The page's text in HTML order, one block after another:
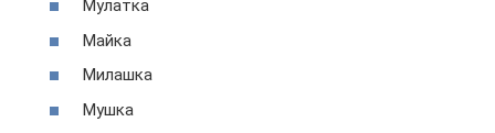
Мулатка
Майка
Милашка
Мушка